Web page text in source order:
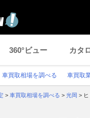
360°ビュー カタ
車買取相場を調べる 車買取
> 車買取相場を調べる > 光岡 >